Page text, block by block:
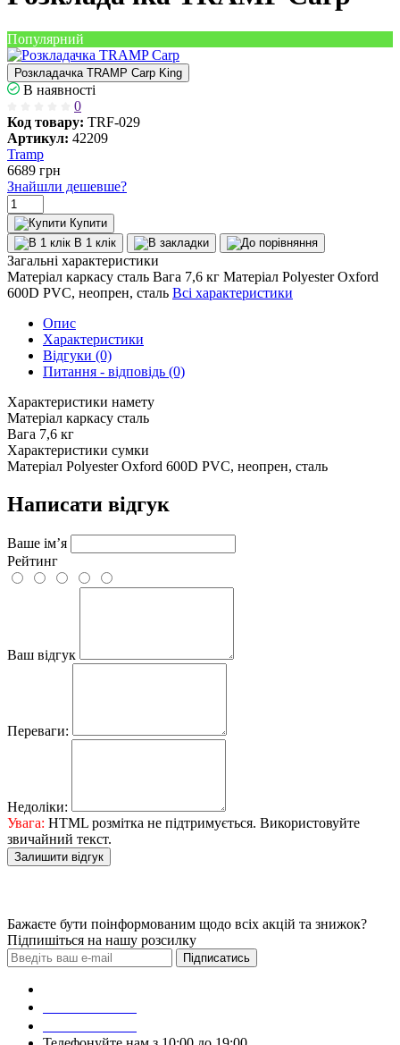
Популярний
Розкладачка TRAMP Carp King
В наявності
0
Код товару: TRF-029
Артикул: 42209
Tramp
6689 грн
Знайшли дешевше?
Купити
В 1 клік
Загальні характеристики
Матеріал каркасу сталь Вага 7,6 кг Матеріал Polyester Oxford
600D PVC, неопрен, сталь Всі характеристики
Опис
Характеристики
Відгуки (0)
Питання - відповідь (0)
Характеристики намету
Матеріал каркасу сталь
Вага 7,6 кг
Характеристики сумки
Матеріал Polyester Oxford 600D PVC, неопрен, сталь
Написати відгук
Ваше ім’я
Рейтинг
Ваш відгук
Переваги:
Недоліки:
Увага: HTML розмітка не підтримується. Використовуйте
звичайний текст.
Залишити відгук
Бажаєте бути поінформованим щодо всіх акцій та знижок?
Підпишіться на нашу розсилку
Підписатись